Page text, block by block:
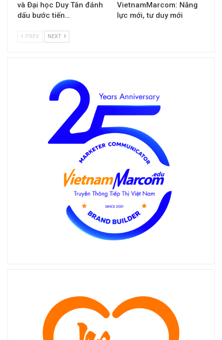
và Đại học Duy Tân đánh
dấu bước tiến…
VietnamMarcom: Năng
lực mới, tư duy mới
PREV NEXT